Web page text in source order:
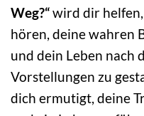
Weg?“wird dir
hören, deine wahren
und dein Leben nach
Vorstellungen zu
dich ermutigt, deine